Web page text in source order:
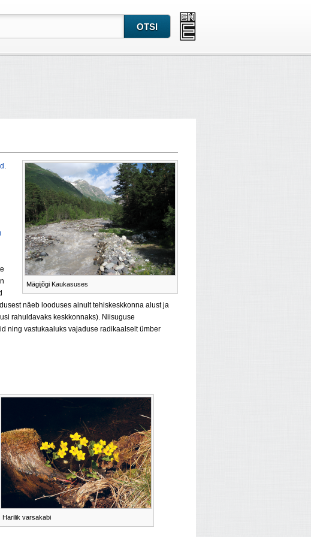
Mägijõgi Kaukasuses
.
näeb looduses ainult tehiskeskkonna alust ja
rahuldavaks keskkonnaks). Niisuguse
ning vastukaaluks vajaduse radikaalselt ümber
Harilik varsakabi